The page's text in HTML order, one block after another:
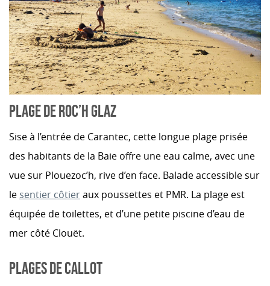
PLAGE DE ROC’H GLAZ
Sise à l’entrée de Carantec, cette longue plage prisée
des habitants de la Baie offre une eau calme, avec une
vue sur Plouezoc’h, rive d’en face. Balade accessible sur
le sentier côtieraux poussettes et PMR. La plage est
équipée de toilettes, et d’une petite piscine d’eau de
mer côté Clouët.
PLAGES DE CALLOT